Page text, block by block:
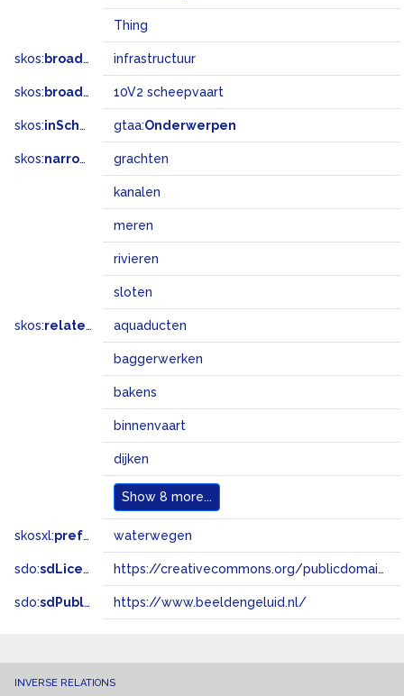
Thing
skos: broader infrastructuur
skos: broadMatch 10V2 scheepvaart
skos:inScheme gtaa:Onderwerpen
skos:narrower grachten
kanalen
meren
rivieren
sloten
skos:related aquaducten
baggerwerken
bakens
binnenvaart
dijken
Show 8 more...
skosxl:prefLabel waterwegen
sdo:sdLicense https://creativecommons.org/publicdomain/zero/1.0/
sdo:sdPublisher https://www.beeldengeluid.nl/
INVERSE RELATIONS